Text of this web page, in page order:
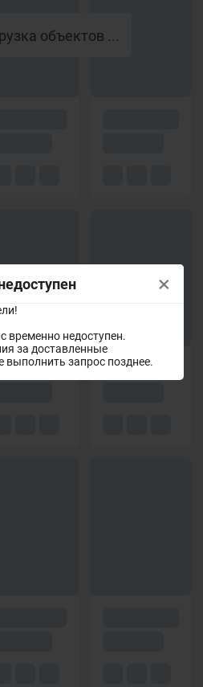
временно недоступен.
за доставленные
выполнить запрос позднее.
×
объектов ...